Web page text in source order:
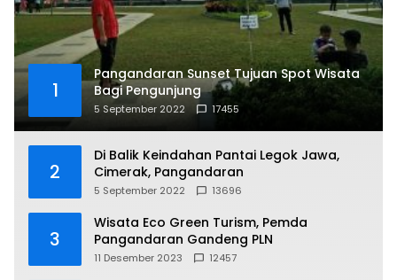
1
Pangandaran Sunset Tujuan Spot Wisata
Bagi Pengunjung
5 September 2022 17455
2
Di Balik Keindahan Pantai Legok Jawa,
Cimerak, Pangandaran
5 September 2022 13696
3
Wisata Eco Green Turism, Pemda
Pangandaran Gandeng PLN
11 Desember 2023 12457